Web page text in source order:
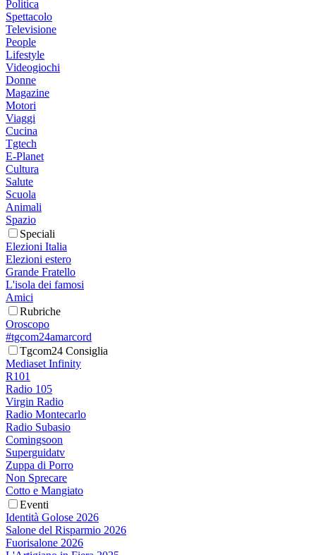
Politica
Spettacolo
Televisione
People
Lifestyle
Videogiochi
Donne
Magazine
Motori
Viaggi
Cucina
Tgtech
E-Planet
Cultura
Salute
Scuola
Animali
Spazio
Speciali
Elezioni Italia
Elezioni estero
Grande Fratello
L'isola dei famosi
Amici
Rubriche
Oroscopo
#tgcom24amarcord
Tgcom24 Consiglia
Mediaset Infinity
R101
Radio 105
Virgin Radio
Radio Montecarlo
Radio Subasio
Comingsoon
Superguidatv
Zuppa di Porro
Non Sprecare
Cotto e Mangiato
Eventi
Identità Golose 2026
Salone del Risparmio 2026
Fuorisalone 2026